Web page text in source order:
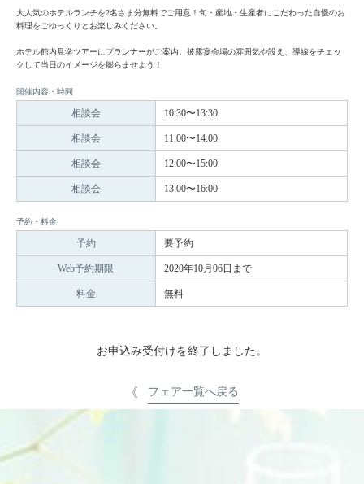
大人気のホテルランチを2名さま分無料でご用意！旬・産地・生産者にこだわった自慢のお
料理をごゆっくりとお楽しみください。
ホテル館内見学ツアーにプランナーがご案内。披露宴会場の雰囲気や設え、導線をチェッ
クして当日のイメージを膨らませよう！
開催内容・時間
相談会 10:30〜13:30
相談会 11:00〜14:00
相談会 12:00〜15:00
相談会 13:00〜16:00
予約・料金
予約 要予約
Web予約期限 2020年10月06日まで
料金 無料
お申込み受付けを終了しました。
フェア一覧へ戻る